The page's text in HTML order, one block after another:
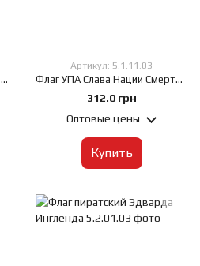
Флаг УПА Степан Бандера, 60х90 см, Искусственный шелк 50 г/м², Сублимационная печать, односторонний, Карман под древко слева
Артикул: 5.1.11.03
Флаг УПА Слава Нации Смерть Врагам, 60х90 см, Искусственный шелк 50 г/м², Сублимационная печать, односторонний, Карман под древко слева
312.0 грн
Оптовые цены
Купить